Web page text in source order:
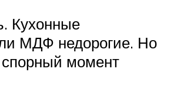
Кухонные
МДФ недорогие. Но
спорный момент